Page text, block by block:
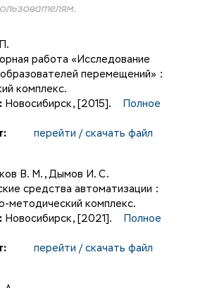
работа «Исследование
перемещений» :
комплекс.
Новосибирск, [2015].
Полное
перейти / скачать файл
В. М. , Дымов И. С.
средства автоматизации :
методический комплекс.
Новосибирск, [2021].
Полное
перейти / скачать файл